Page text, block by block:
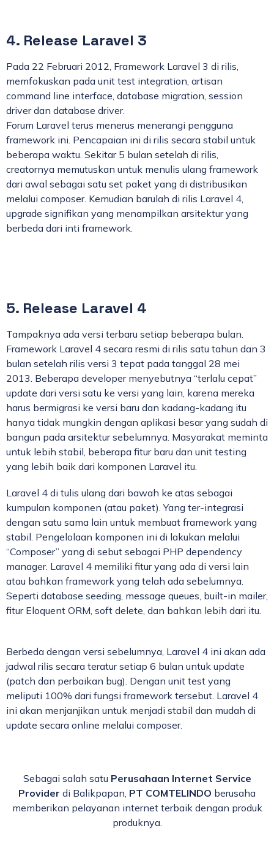
4. Release Laravel 3
Pada 22 Februari 2012, Framework Laravel 3 di rilis,
memfokuskan pada unit test integration, artisan
command line interface, database migration, session
driver dan database driver.
Forum Laravel terus menerus menerangi pengguna
framework ini. Pencapaian ini di rilis secara stabil untuk
beberapa waktu. Sekitar 5 bulan setelah di rilis,
creatornya memutuskan untuk menulis ulang framework
dari awal sebagai satu set paket yang di distribusikan
melalui composer. Kemudian barulah di rilis Laravel 4,
upgrade signifikan yang menampilkan arsitektur yang
berbeda dari inti framework.
5. Release Laravel 4
Tampaknya ada versi terbaru setiap beberapa bulan.
Framework Laravel 4 secara resmi di rilis satu tahun dan 3
bulan setelah rilis versi 3 tepat pada tanggal 28 mei
2013. Beberapa developer menyebutnya “terlalu cepat”
update dari versi satu ke versi yang lain, karena mereka
harus bermigrasi ke versi baru dan kadang-kadang itu
hanya tidak mungkin dengan aplikasi besar yang sudah di
bangun pada arsitektur sebelumnya. Masyarakat meminta
untuk lebih stabil, beberapa fitur baru dan unit testing
yang lebih baik dari komponen Laravel itu.
Laravel 4 di tulis ulang dari bawah ke atas sebagai
kumpulan komponen (atau paket). Yang ter-integrasi
dengan satu sama lain untuk membuat framework yang
stabil. Pengelolaan komponen ini di lakukan melalui
“Composer” yang di sebut sebagai PHP dependency
manager. Laravel 4 memiliki fitur yang ada di versi lain
atau bahkan framework yang telah ada sebelumnya.
Seperti database seeding, message queues, built-in mailer,
fitur Eloquent ORM, soft delete, dan bahkan lebih dari itu.
Berbeda dengan versi sebelumnya, Laravel 4 ini akan ada
jadwal rilis secara teratur setiap 6 bulan untuk update
(patch dan perbaikan bug). Dengan unit test yang
meliputi 100% dari fungsi framework tersebut. Laravel 4
ini akan menjanjikan untuk menjadi stabil dan mudah di
update secara online melalui composer.
Sebagai salah satu Perusahaan Internet Service
Provider di Balikpapan, PT COMTELINDO berusaha
memberikan pelayanan internet terbaik dengan produk
produknya.